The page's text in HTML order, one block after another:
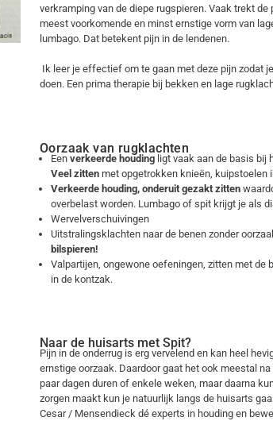
verkramping van de diepe rugspieren. Vaak trekt
meest voorkomende en minst ernstige vorm van
lumbago. Dat betekent pijn in de lendenen.
Ik leer je effectief om te gaan met deze pijn zodat
doen. Een prima therapie bij bekken en lage
Oorzaak van rugklachten
Een verkeerde houding ligt vaak aan de basis bij
Veel zitten met opgetrokken knieën, kuipstoelen
Verkeerde houding, onderuit gezakt zitten
overbelast worden. Lumbago of spit krijgt je als
Wervelverschuivingen
Uitstralingsklachten naar de benen zonder
bilspieren!
Valpartijen, ongewone oefeningen, zitten met de
in de kontzak.
Naar de huisarts met Spit?
Pijn in de onderrug is erg vervelend en kan heel
ernstige oorzaak. Daardoor gaat het ook meestal
paar dagen duren of enkele weken, maar daarna
zorgen maakt kun je natuurlijk langs de huisarts
Cesar / Mensendieck dé experts in houding en